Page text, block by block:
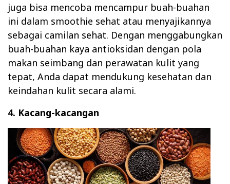
juga bisa mencoba mencampur buah-buahan
ini dalam smoothie sehat atau menyajikannya
sebagai camilan sehat. Dengan menggabungkan
buah-buahan kaya antioksidan dengan pola
makan seimbang dan perawatan kulit yang
tepat, Anda dapat mendukung kesehatan dan
keindahan kulit secara alami.
4. Kacang-kacangan